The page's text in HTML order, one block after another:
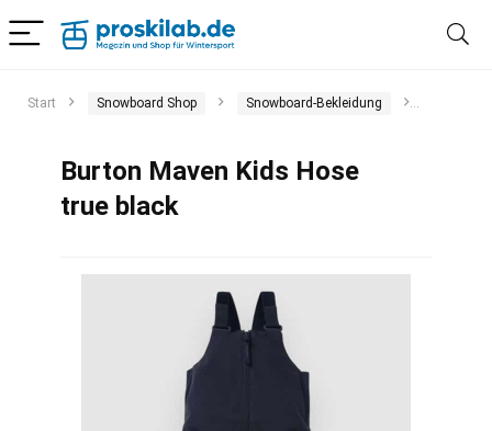
Start Snowboard Shop Snowboard-Bekleidung
Burton Maven Kids Hose
true black